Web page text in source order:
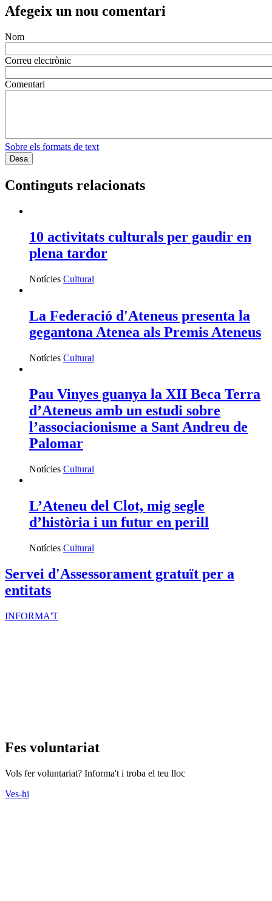
Afegeix un nou comentari
Nom
Correu electrònic
Comentari
Sobre els formats de text
Continguts relacionats
10 activitats culturals per gaudir en
plena tardor
Notícies Cultural
La Federació d'Ateneus presenta la
gegantona Atenea als Premis Ateneus
Notícies Cultural
Pau Vinyes guanya la XII Beca Terra
d’Ateneus amb un estudi sobre
l’associacionisme a Sant Andreu de
Palomar
Notícies Cultural
L’Ateneu del Clot, mig segle
d’història i un futur en perill
Notícies Cultural
Servei d'Assessorament gratuït per a
entitats
INFORMA'T
Fes voluntariat
Vols fer voluntariat? Informa't i troba el teu lloc
Ves-hi